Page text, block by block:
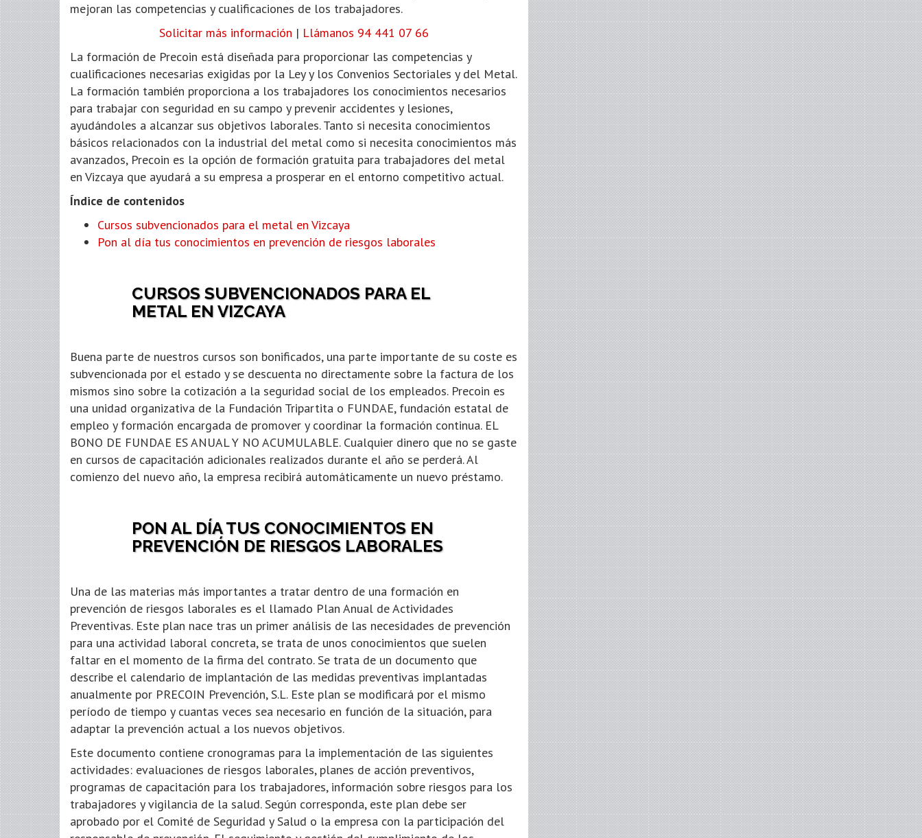
mejoran las competencias y cualificaciones de los trabajadores.
Solicitar más información | Llámanos 94 441 07 66
La formación de Precoin está diseñada para proporcionar las competencias y
cualificaciones necesarias exigidas por la Ley y los Convenios Sectoriales y del Metal.
La formación también proporciona a los trabajadores los conocimientos necesarios
para trabajar con seguridad en su campo y prevenir accidentes y lesiones,
ayudándoles a alcanzar sus objetivos laborales. Tanto si necesita conocimientos
básicos relacionados con la industrial del metal como si necesita conocimientos más
avanzados, Precoin es la opción de formación gratuita para trabajadores del metal
en Vizcaya que ayudará a su empresa a prosperar en el entorno competitivo actual.
Índice de contenidos
Cursos subvencionados para el metal en Vizcaya
Pon al día tus conocimientos en prevención de riesgos laborales
CURSOS SUBVENCIONADOS PARA EL
METAL EN VIZCAYA
Buena parte de nuestros cursos son bonificados, una parte importante de su coste es
subvencionada por el estado y se descuenta no directamente sobre la factura de los
mismos sino sobre la cotización a la seguridad social de los empleados. Precoin es
una unidad organizativa de la Fundación Tripartita o FUNDAE, fundación estatal de
empleo y formación encargada de promover y coordinar la formación continua. EL
BONO DE FUNDAE ES ANUAL Y NO ACUMULABLE. Cualquier dinero que no se gaste
en cursos de capacitación adicionales realizados durante el año se perderá. Al
comienzo del nuevo año, la empresa recibirá automáticamente un nuevo préstamo.
PON AL DÍA TUS CONOCIMIENTOS EN
PREVENCIÓN DE RIESGOS LABORALES
Una de las materias más importantes a tratar dentro de una formación en
prevención de riesgos laborales es el llamado Plan Anual de Actividades
Preventivas. Este plan nace tras un primer análisis de las necesidades de prevención
para una actividad laboral concreta, se trata de unos conocimientos que suelen
faltar en el momento de la firma del contrato. Se trata de un documento que
describe el calendario de implantación de las medidas preventivas implantadas
anualmente por PRECOIN Prevención, S.L. Este plan se modificará por el mismo
período de tiempo y cuantas veces sea necesario en función de la situación, para
adaptar la prevención actual a los nuevos objetivos.
Este documento contiene cronogramas para la implementación de las siguientes
actividades: evaluaciones de riesgos laborales, planes de acción preventivos,
programas de capacitación para los trabajadores, información sobre riesgos para los
trabajadores y vigilancia de la salud. Según corresponda, este plan debe ser
aprobado por el Comité de Seguridad y Salud o la empresa con la participación del